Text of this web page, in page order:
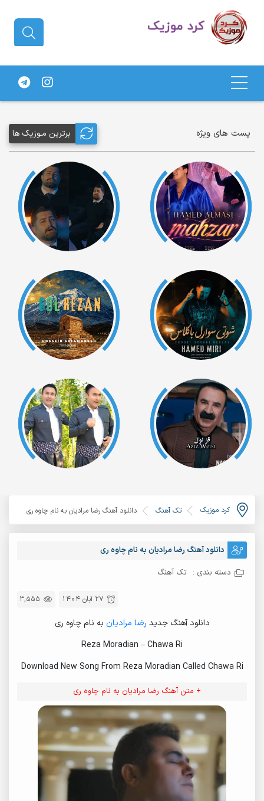
های کردی
پست های ویژه برترین مـوزیک ها
کرد موزیک تک آهنگ دانلود آهنگ رضا مرادیان به نام چاوه ری
دانلود آهنگ رضا مرادیان به نام چاوه ری
دسته بندی : تک آهنگ
3,555 27 آبان 1404
دانلود آهنگ جدید رضا مرادیان به نام چاوه ری
Reza Moradian – Chawa Ri
Download New Song From Reza Moradian Called Chawa Ri
+ متن آهنگ رضا مرادیان به نام چاوه ری